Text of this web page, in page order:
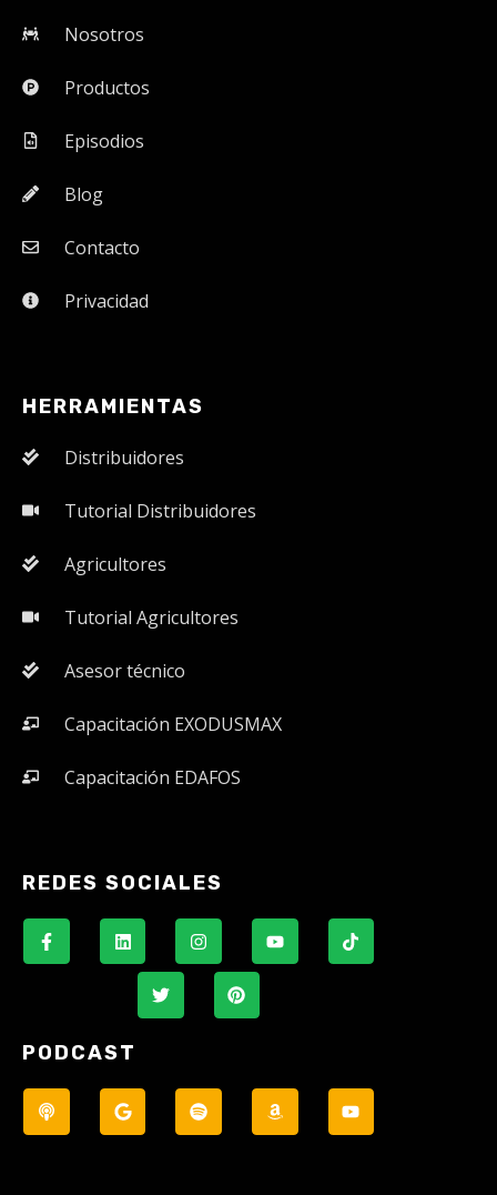
Nosotros
Productos
Episodios
Blog
Contacto
Privacidad
HERRAMIENTAS
Distribuidores
Tutorial Distribuidores
Agricultores
Tutorial Agricultores
Asesor técnico
Capacitación EXODUSMAX
Capacitación EDAFOS
REDES SOCIALES
PODCAST